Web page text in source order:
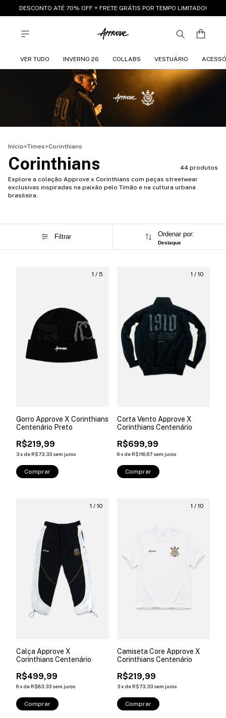
DESCONTO ATÉ 70% OFF + FRETE GRÁTIS POR TEMPO LIMITADO!
VER TUDO INVERNO 26 COLLABS VESTUÁRIO
Início>Times>Corinthians
Corinthians
44 produtos
Explore a coleção Approve x Corinthians com peças streetwear
exclusivas inspiradas na paixão pelo Timão e na cultura urbana
brasileira.
Filtrar Ordenar por:
Destaque
1 / 5
Gorro Approve X Corinthians
Centenário Preto
R$219,99
3x de R$73,33 sem juros
Comprar
1 / 10
Corta Vento Approve X
Corinthians Centenário
R$699,99
6x de R$116,67 sem juros
Comprar
1 / 10
Calça Approve X
Corinthians Centenário
R$499,99
6x de R$83,33 sem juros
Comprar
1 / 10
Camiseta Core Approve X
Corinthians Centenário
R$219,99
3x de R$73,33 sem juros
Comprar